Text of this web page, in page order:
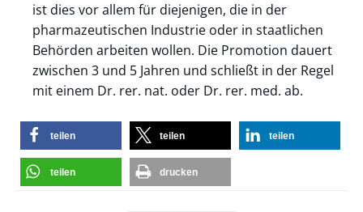
ist dies vor allem für diejenigen, die in der
pharmazeutischen Industrie oder in staatlichen
Behörden arbeiten wollen. Die Promotion dauert
zwischen 3 und 5 Jahren und schließt in der Regel
mit einem Dr. rer. nat. oder Dr. rer. med. ab.
teilen teilen teilen
teilen drucken